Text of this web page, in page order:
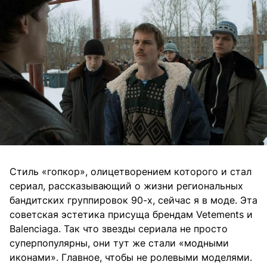
Стиль «гопкор», олицетворением которого и стал
сериал, рассказывающий о жизни региональных
бандитских группировок 90-х, сейчас я в моде. Эта
советская эстетика присуща брендам Vetements и
Balenciaga. Так что звезды сериала не просто
суперпопулярны, они тут же стали «модными
иконами». Главное, чтобы не ролевыми моделями.